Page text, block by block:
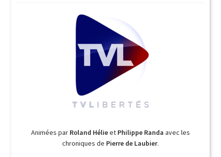
Animées par Roland Hélieet Philippe Randa avec les
chroniques de Pierre de Laubier.